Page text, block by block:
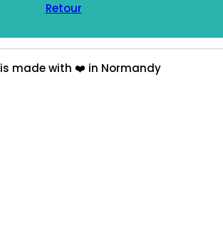
Retour
is made with ❤️ in Normandy